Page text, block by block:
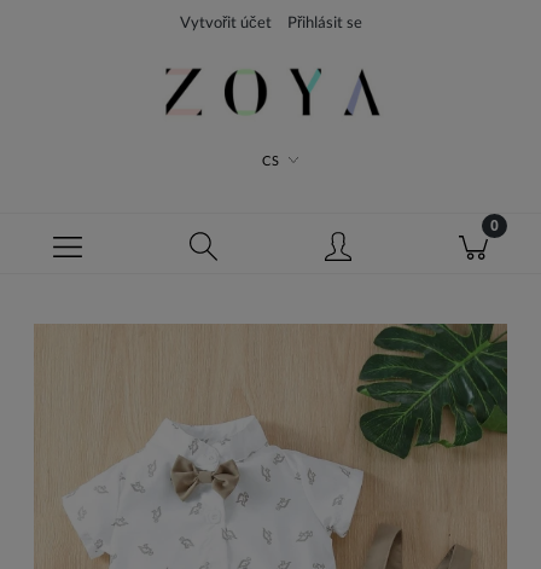
Vytvořit účet Přihlásit se
CS